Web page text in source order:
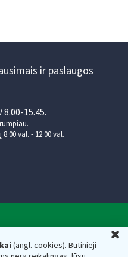
(angl. cookies). Būtinieji
ir paslaugos
8.00-15.45.
val. - 12.00 val.